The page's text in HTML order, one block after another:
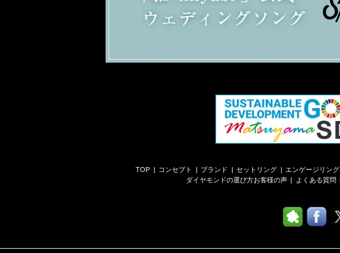
TOP コンセプト ブランド セットリング エンゲージリング
ダイヤモンドの選び方お客様の声 よくある質問